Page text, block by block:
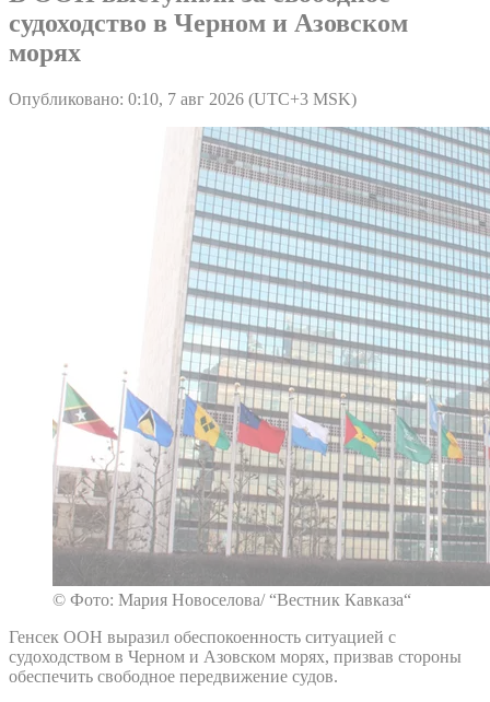
судоходство в Черном и Азовском
морях
Опубликовано: 0:10, 7 авг 2026 (UTC+3 MSK)
© Фото: Мария Новоселова/ “Вестник Кавказа“
Генсек ООН выразил обеспокоенность ситуацией с
судоходством в Черном и Азовском морях, призвав стороны
обеспечить свободное передвижение судов.